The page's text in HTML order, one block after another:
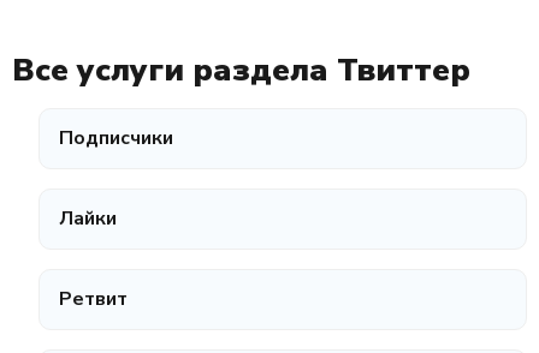
Все услуги раздела Твиттер
Подписчики
Лайки
Ретвит